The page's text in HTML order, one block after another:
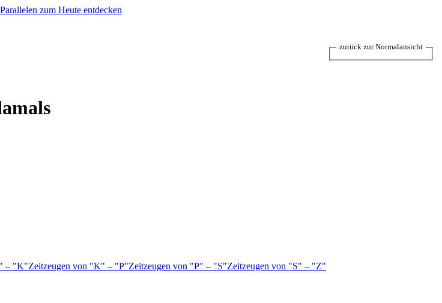
zum Heute entdecken
– K Zeitzeugen von K – P Zeitzeugen von P – S Zeitzeugen von S –
Z
zurück zur Normalansicht